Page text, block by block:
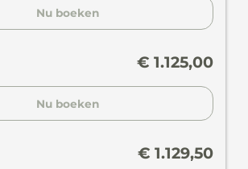
Nu boeken
€ 1.125,00
Nu boeken
€ 1.129,50